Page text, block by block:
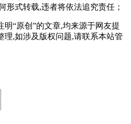
形式转载,违者将依法追究责任；
“原创”的文章,均来源于网友提
理,如涉及版权问题,请联系本站管